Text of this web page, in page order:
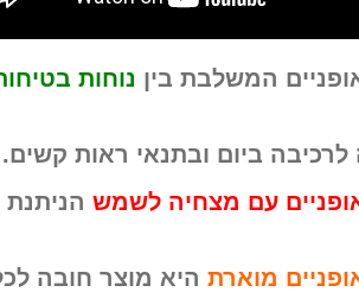
המשלבת בין נוחות
ביום ובתנאי ראות קשים.
עם מצחיה לשמש הניתנת
מוארת היא מוצר חובה